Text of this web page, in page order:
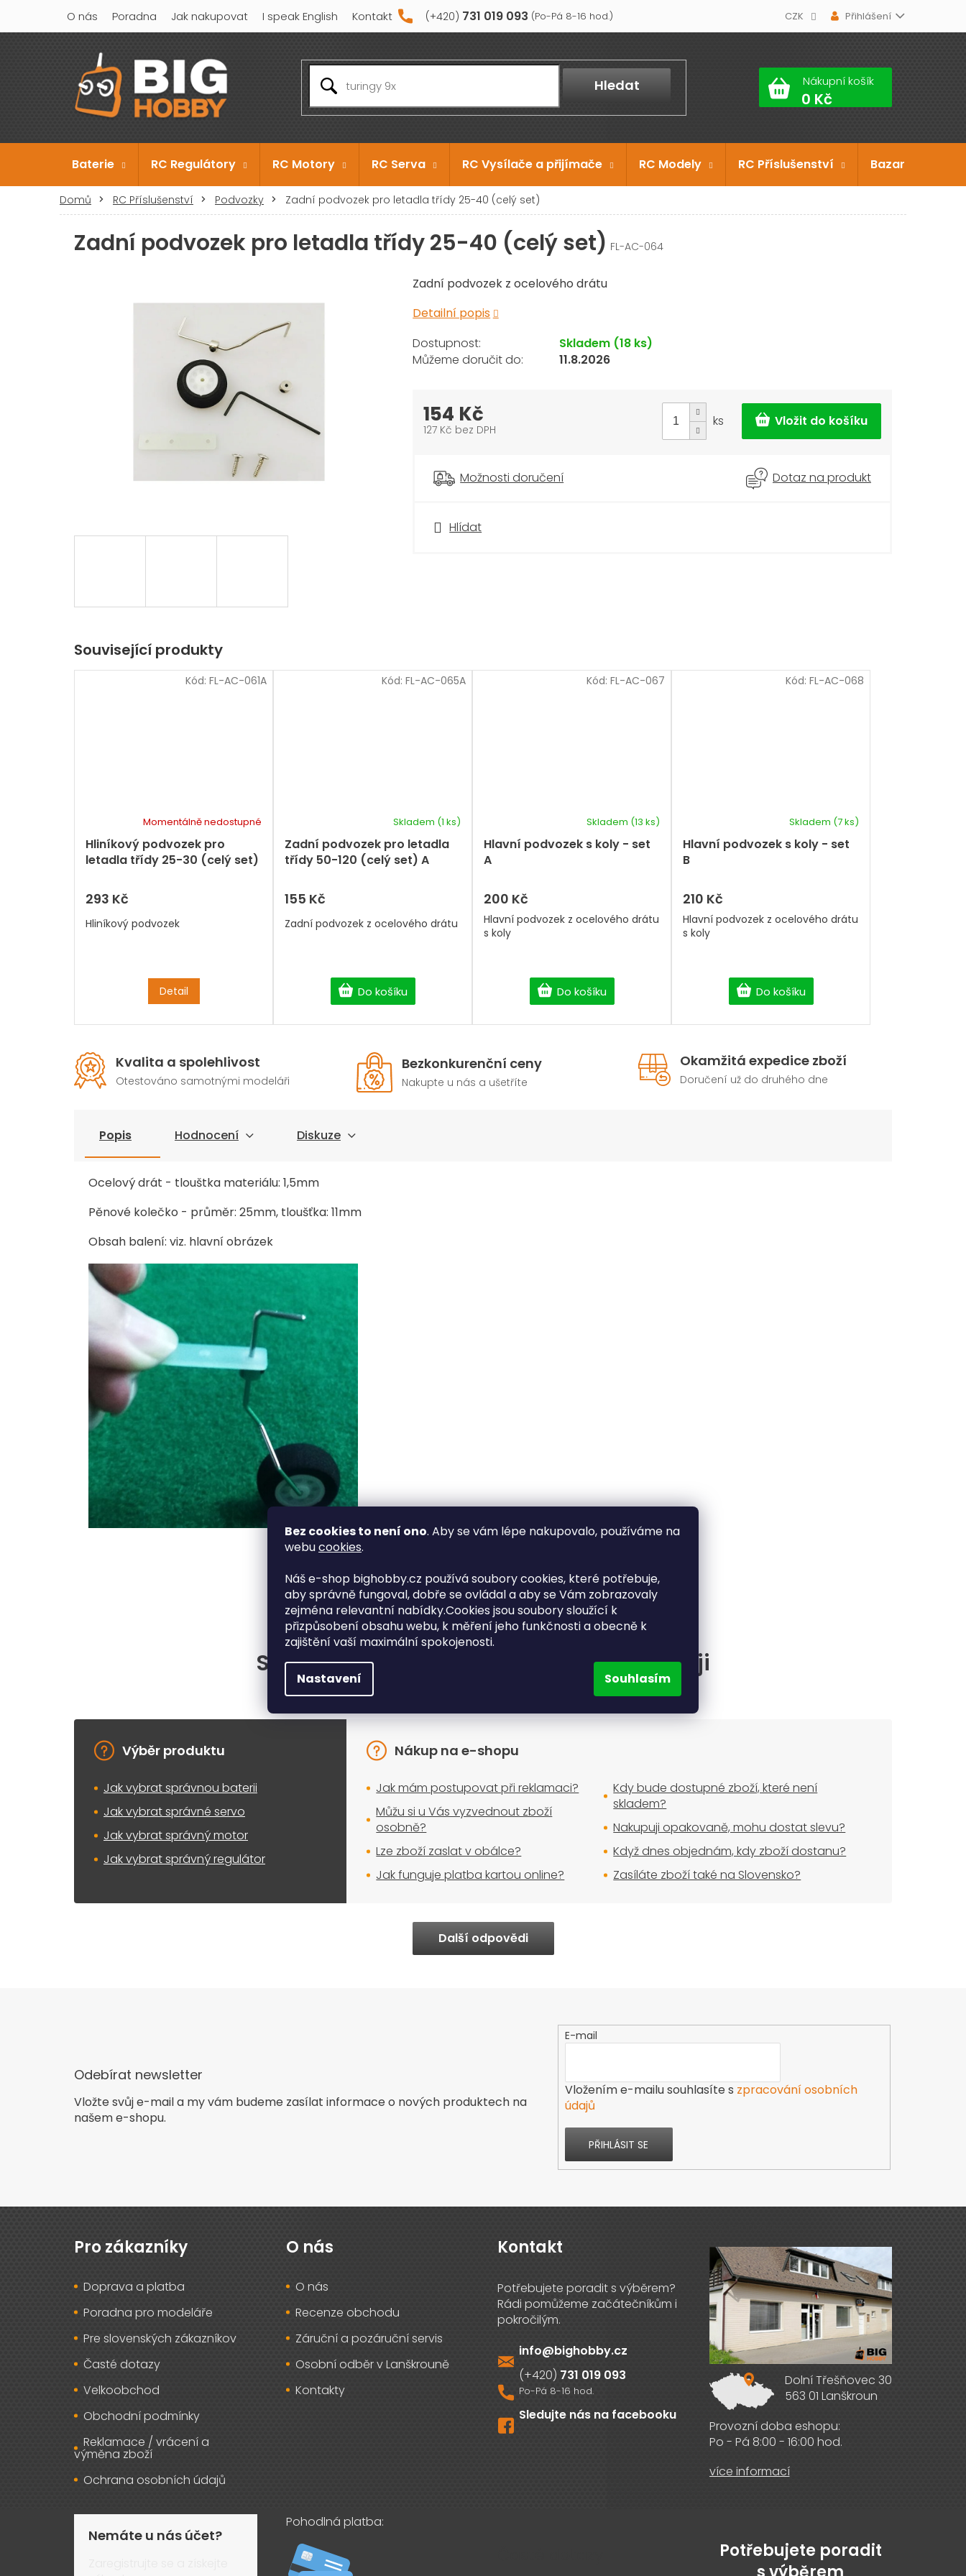
Bez cookies to není ono. Aby se vám lépe nakupovalo, používáme na
webucookies.
Náš e-shop bighobby.cz používá soubory cookies, které potřebuje,
aby správně fungoval, dobře se ovládal a aby se Vám zobrazovaly
zejména relevantní nabídky.Cookies jsou soubory sloužící k
přizpůsobení obsahu webu, k měření jeho funkčnosti a obecně k
zajištění vaší maximální spokojenosti.
Nastavení Souhlasím
obsah
731 019 093
O nás Poradna Jak nakupovat I speak English Kontakt CZK Přihlášení
Hledat Nákupní košík
Baterie RC Regulátory RC Motory RC Serva RC Vysílače a přijímače RC Modely RC Příslušenství Bazar
Domů RC Příslušenství Podvozky Zadní podvozek pro letadla třídy 25-40 (celý set)
Zadní podvozek pro letadla třídy 25-40 (celý set) FL-AC-064
Zadní podvozek z ocelového drátu
Detailní popis
Hlídat
Skladem (18 ks)
11.8.2026
154 Kč
127 Kč bez DPH
ks
Možnosti doručení Dotaz na produkt
Související produkty
Hliníkový podvozek pro
letadla třídy 25-30 (celý set)
Momentálně nedostupné
293 Kč
Detail
Hliníkový podvozek
Kód: FL-AC-061A
Zadní podvozek pro letadla
třídy 50-120 (celý set) A
Skladem (1 ks)
155 Kč
Do košíku
Zadní podvozek z ocelového drátu
Kód: FL-AC-065A
Hlavní podvozek s koly - set
A
Skladem (13 ks)
200 Kč
Do košíku
Hlavní podvozek z ocelového drátu
s koly
Kód: FL-AC-067
Hlavní podvozek s koly - set
B
Skladem (7 ks)
210 Kč
Do košíku
Hlavní podvozek z ocelového drátu
s koly
Kód: FL-AC-068
Kvalita a spolehlivost
Otestováno samotnými modeláři
Bezkonkurenční ceny
Nakupte u nás a ušetříte
Okamžitá expedice zboží
Doručení už do druhého dne
Popis Hodnocení Diskuze
Ocelový drát - tlouštka materiálu: 1,5mm
Pěnové kolečko - průměr: 25mm, tloušťka: 11mm
Obsah balení: viz. hlavní obrázek
Situace, které řešíte při nákupu nejčastěji
Výběr produktu
Jak vybrat správnou baterii
Jak vybrat správné servo
Jak vybrat správný motor
Jak vybrat správný regulátor
Nákup na e-shopu
Jak mám postupovat při reklamaci?
Můžu si u Vás vyzvednout zboží
osobně?
Lze zboží zaslat v obálce?
Jak funguje platba kartou online?
Kdy bude dostupné zboží, které není
skladem?
Nakupuji opakovaně, mohu dostat slevu?
Když dnes objednám, kdy zboží dostanu?
Zasíláte zboží také na Slovensko?
Další odpovědi
Odebírat newsletter
Vložte svůj e-mail a my vám budeme zasílat informace o nových produktech na
našem e-shopu.
E-mail
Vložením e-mailu souhlasíte s zpracování osobních
údajů
PŘIHLÁSIT SE
Z
Pro zákazníky
Doprava a platba
Poradna pro modeláře
Pre slovenských zákazníkov
Časté dotazy
Velkoobchod
Obchodní podmínky
Reklamace / vrácení a
výměna zboží
Ochrana osobních údajů
O nás
O nás
Recenze obchodu
Záruční a pozáruční servis
Osobní odběr v Lanškrouně
Kontakty
Kontakt
info@bighobby.cz
731 019 093
Sledujte nás na facebooku
Dolní Třešňovec 30
563 01 Lanškroun
Provozní doba eshopu:
Po - Pá 8:00 - 16:00 hod.
více informací
Nemáte u nás účet?
Pohodlná platba:
Potřebujete poradit